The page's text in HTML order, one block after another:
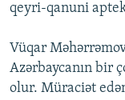
qeyri-qanuni
Vüqar
Azərbaycanın bir
olur. Müraciət